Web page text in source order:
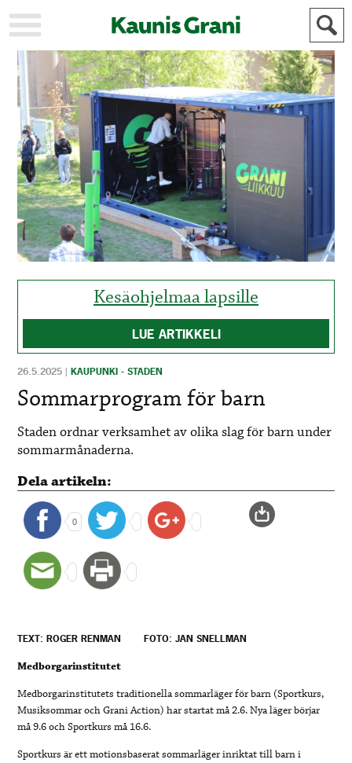
KAUPUNKI
STADEN
AJANKOHTAISTA
AKTUELLT
URHEILU
IDROTT
KULTTUURI
KULTUR
HISTORIA
HISTORIA
YLEINEN
ALLMÄN
MAINOSTAJILLE
FÖR
ANNONSÖRER
Kesäohjelmaa lapsille
LUE ARTIKKELI
26.5.2025 |KAUPUNKI - STADEN
Sommarprogram för barn
Staden ordnar verksamhet av olika slag för barn under
sommarmånaderna.
Dela artikeln:
0
TEXT: ROGER RENMAN FOTO: JAN SNELLMAN
Medborgarinstitutet
Medborgarinstitutets traditionella sommarläger för barn (Sportkurs,
Musiksommar och Grani Action) har startat må 2.6. Nya läger börjar
må 9.6 och Sportkurs må 16.6.
Sportkurs är ett motionsbaserat sommarläger inriktat till barn i